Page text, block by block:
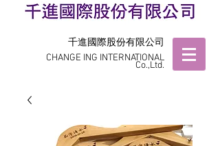
千進國際股份有限公司
CHANGE ING INTERNATIONAL
Co.,Ltd.